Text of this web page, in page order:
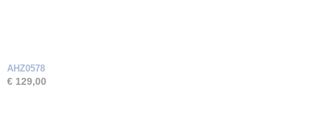
AHZ0578
€ 129,00